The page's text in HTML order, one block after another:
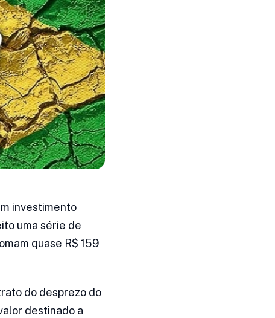
investimento
uma série de
quase R$ 159
do desprezo do
destinado a